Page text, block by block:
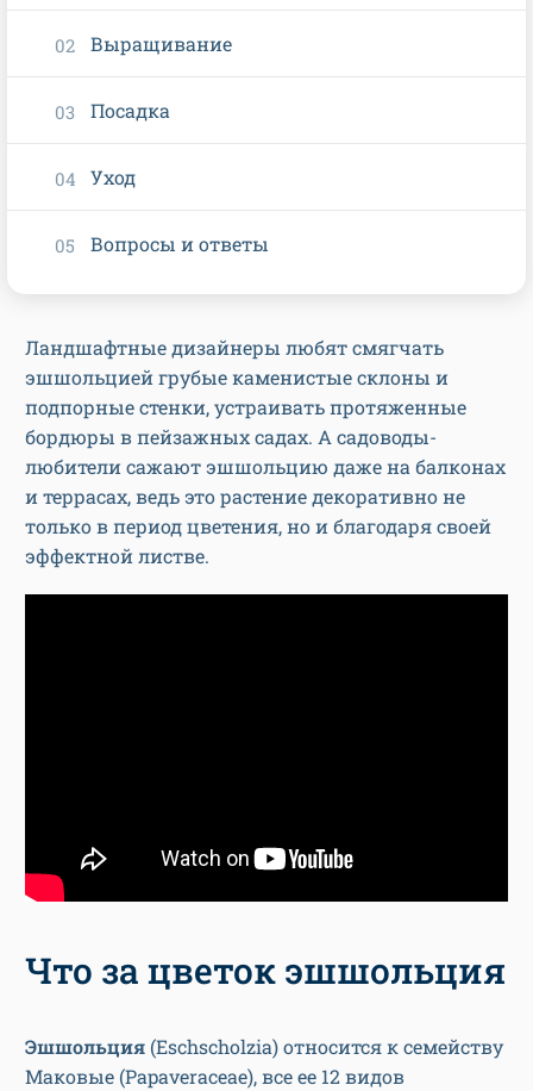
Ландшафтные дизайнеры любят смягчать
эшшольцией грубые каменистые склоны и
подпорные стенки, устраивать протяженные
бордюры в пейзажных садах. А садоводы-
любители сажают эшшольцию даже на балконах
и террасах, ведь это растение декоративно не
только в период цветения, но и благодаря своей
эффектной листве.
Что за цветок эшшольция
Эшшольция (Eschscholzia) относится к семейству
Маковые (Papaveraceae), все ее 12 видов
Выращивание
Посадка
Уход
Вопросы и ответы